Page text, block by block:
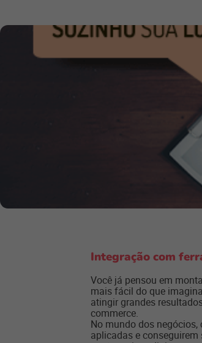
Integração com
Você já pensou em
mais fácil do que
atingir grandes
commerce.
No mundo dos
aplicadas e